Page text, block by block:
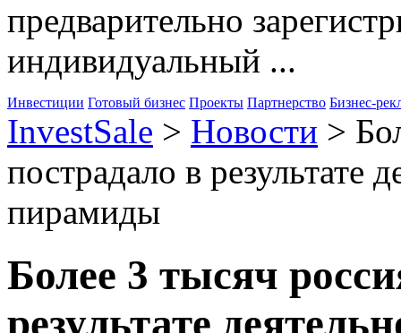
предварительно
индивидуальный ...
Инвестиции Готовый бизнес Проекты Партнерство Бизнес-
InvestSale > Новости >
пострадало в результате
пирамиды
Более 3 тысяч
результате